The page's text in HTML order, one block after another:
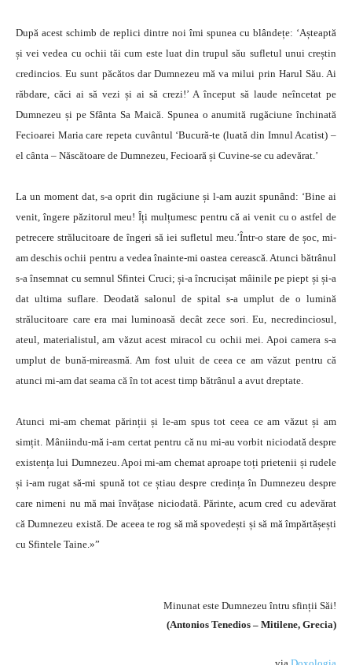
După acest schimb de replici dintre noi îmi spunea cu blândețe: ‘Așteaptă
și vei vedea cu ochii tăi cum este luat din trupul său sufletul unui creștin
credincios. Eu sunt păcătos dar Dumnezeu mă va milui prin Harul Său. Ai
răbdare, căci ai să vezi și ai să crezi!’ A început să laude neîncetat pe
Dumnezeu și pe Sfânta Sa Maică. Spunea o anumită rugăciune închinată
Fecioarei Maria care repeta cuvântul ‘Bucură-te (luată din Imnul Acatist) –
el cânta – Născătoare de Dumnezeu, Fecioară și Cuvine-se cu adevărat.’
La un moment dat, s-a oprit din rugăciune și l-am auzit spunând: ‘Bine ai
venit, îngere păzitorul meu! Îți mulțumesc pentru că ai venit cu o astfel de
petrecere strălucitoare de îngeri să iei sufletul meu.’Într-o stare de șoc, mi-
am deschis ochii pentru a vedea înainte-mi oastea cerească. Atunci bătrânul
s-a însemnat cu semnul Sfintei Cruci; și-a încrucișat mâinile pe piept și și-a
dat ultima suflare. Deodată salonul de spital s-a umplut de o lumină
strălucitoare care era mai luminoasă decât zece sori. Eu, necredinciosul,
ateul, materialistul, am văzut acest miracol cu ochii mei. Apoi camera s-a
umplut de bună-mireasmă. Am fost uluit de ceea ce am văzut pentru că
atunci mi-am dat seama că în tot acest timp bătrânul a avut dreptate.
Atunci mi-am chemat părinții și le-am spus tot ceea ce am văzut și am
simțit. Mâniindu-mă i-am certat pentru că nu mi-au vorbit niciodată despre
existența lui Dumnezeu. Apoi mi-am chemat aproape toți prietenii și rudele
și i-am rugat să-mi spună tot ce știau despre credința în Dumnezeu despre
care nimeni nu mă mai învățase niciodată. Părinte, acum cred cu adevărat
că Dumnezeu există. De aceea te rog să mă spovedești și să mă împărtășești
cu Sfintele Taine.»”
Minunat este Dumnezeu întru sfinții Săi!
(Antonios Tenedios – Mitilene, Grecia)